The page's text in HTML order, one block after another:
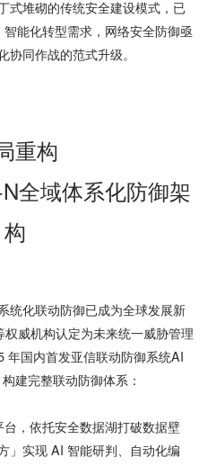
式堆砌的传统安全建设模式，已
能化转型需求，网络安全防御亟
同作战的范式升级。
重构
全域体系化防御架
构
统化联动防御已成为全球发展新
威机构认定为未来统一威胁管理
年国内首发亚信联动防御系统AI
建完整联动防御体系：
台，依托安全数据湖打破数据壁
」实现 AI 智能研判、自动化编